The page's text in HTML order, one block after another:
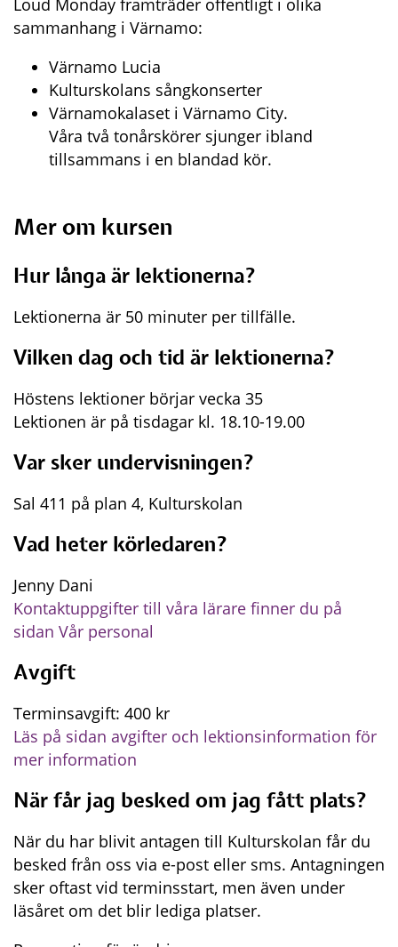
Loud Monday framträder offentligt i olika
sammanhang i Värnamo:
Värnamo Lucia
Kulturskolans sångkonserter
Värnamokalaset i Värnamo City.
Våra två tonårskörer sjunger ibland
tillsammans i en blandad kör.
Mer om kursen
Hur långa är lektionerna?
Lektionerna är 50 minuter per tillfälle.
Vilken dag och tid är lektionerna?
Höstens lektioner börjar vecka 35
Lektionen är på tisdagar kl. 18.10-19.00
Var sker undervisningen?
Sal 411 på plan 4, Kulturskolan
Vad heter körledaren?
Jenny Dani
Kontaktuppgifter till våra lärare finner du på
sidan Vår personal
Avgift
Terminsavgift: 400 kr
Läs på sidan avgifter och lektionsinformation för
mer information
När får jag besked om jag fått plats?
När du har blivit antagen till Kulturskolan får du
besked från oss via e-post eller sms. Antagningen
sker oftast vid terminsstart, men även under
läsåret om det blir lediga platser.